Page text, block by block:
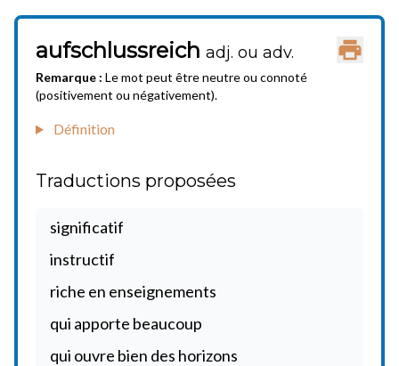
aufschlussreich adj. ou adv.
Remarque : Le mot peut être neutre ou connoté
(positivement ou négativement).
Définition
Traductions proposées
significatif
instructif
riche en enseignements
qui apporte beaucoup
qui ouvre bien des horizons